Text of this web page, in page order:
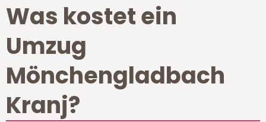
Was kostet ein
Umzug
Mönchengladbach
Kranj?